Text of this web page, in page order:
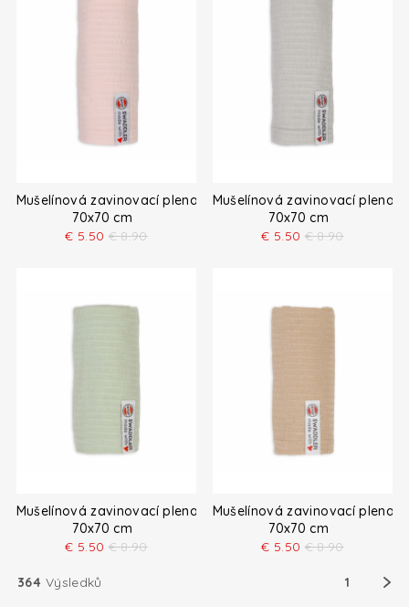
Mušelínová zavinovací plena 0,3 TOG
70x70 cm
€ 5.50 € 8.90
Mušelínová zavinovací plena
70x70 cm
€ 5.50 € 8.90
Mušelínová zavinovací plena 0,3 TOG
70x70 cm
€ 5.50 € 8.90
Mušelínová zavinovací plena
70x70 cm
€ 5.50 € 8.90
364 Výsledků 1